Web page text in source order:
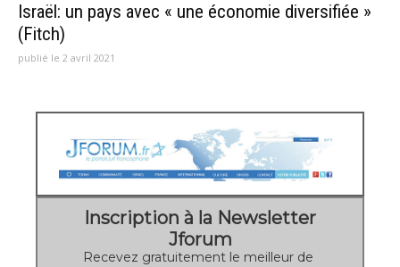
Israël: un pays avec « une économie diversifiée »
(Fitch)
publié le 2 avril 2021
Inscription à la Newsletter
Jforum
Recevez gratuitement le meilleur de